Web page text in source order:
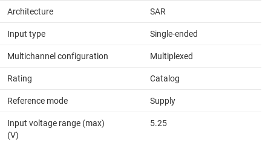
Architecture SAR
Input type Single-ended
Multichannel configuration Multiplexed
Rating Catalog
Reference mode Supply
Input voltage range (max)
(V)
5.25